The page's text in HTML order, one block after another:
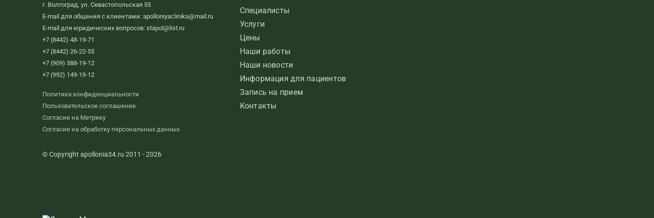
г. Волгоград, ул. Севастопольская 55
E-mail для общения с клиентами: apolloniyaclinika@mail.ru
E-mail для юридических вопросов: stapol@list.ru
+7 (8442) 48-19-71
+7 (8442) 26-22-55
+7 (909) 388-19-12
+7 (992) 149-19-12
Политика конфиденциальности
Пользовательское соглашение
Согласие на Метрику
Согласие на обработку персональных данных
© Copyright apollonia34.ru 2011 - 2026
Специалисты
Услуги
Цены
Наши работы
Наши новости
Информация для пациентов
Запись на прием
Контакты